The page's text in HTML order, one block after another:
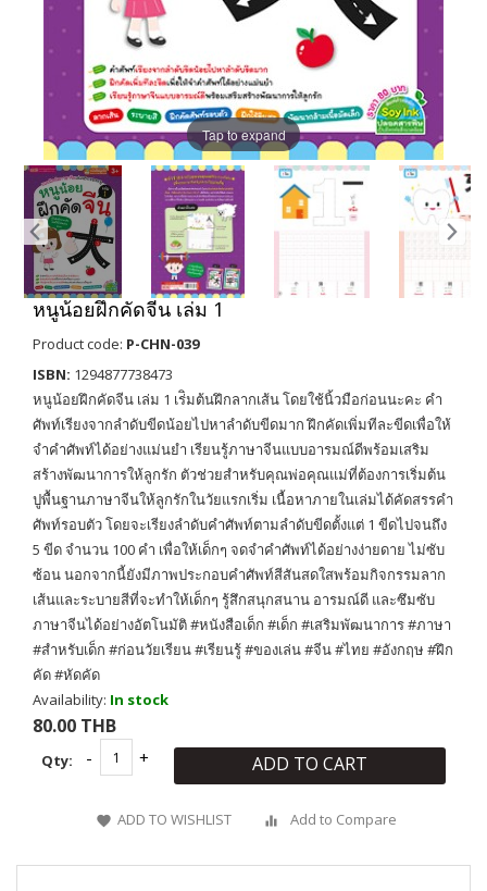
Tap to expand
หนูน้อยฝึกคัดจีน เล่ม 1
Product code: P-CHN-039
ISBN: 1294877738473
หนูน้อยฝึกคัดจีน เล่ม 1 เร่ิมต้นฝึกลากเส้น โดยใช้นิ้วมือก่อนนะคะ คำ
ศัพท์เรียงจากลำดับขีดน้อยไปหาลำดับขีดมาก ฝึกคัดเพิ่มทีละขีดเพื่อให้
จำคำศัพท์ได้อย่างแม่นยำ เรียนรู้ภาษาจีนแบบอารมณ์ดีพร้อมเสริม
สร้างพัฒนาการให้ลูกรัก ตัวช่วยสำหรับคุณพ่อคุณแม่ที่ต้องการเริ่มต้น
ปูพื้นฐานภาษาจีนให้ลูกรักในวัยแรกเริ่ม เนื้อหาภายในเล่มได้คัดสรรคำ
ศัพท์รอบตัว โดยจะเรียงลำดับคำศัพท์ตามลำดับขีดตั้งแต่ 1 ขีดไปจนถึง
5 ขีด จำนวน 100 คำ เพื่อให้เด็กๆ จดจำคำศัพท์ได้อย่างง่ายดาย ไม่ซับ
ซ้อน นอกจากนี้ยังมีภาพประกอบคำศัพท์สีสันสดใสพร้อมกิจกรรมลาก
เส้นและระบายสีที่จะทำให้เด็กๆ รู้สึกสนุกสนาน อารมณ์ดี และซึมซับ
ภาษาจีนได้อย่างอัตโนมัติ #หนังสือเด็ก #เด็ก #เสริมพัฒนาการ #ภาษา
#สำหรับเด็ก #ก่อนวัยเรียน #เรียนรู้ #ของเล่น #จีน #ไทย #อังกฤษ #ฝึก
คัด #หัดคัด
Availability: In stock
80.00 THB
Qty: ADD TO CART
ADD TO WISHLIST Add to Compare